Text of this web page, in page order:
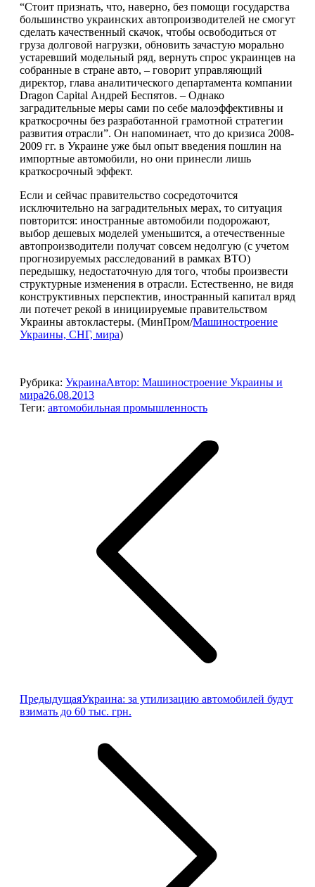
“Стоит признать, что, наверно, без помощи государства
большинство украинских автопроизводителей не смогут
сделать качественный скачок, чтобы освободиться от
груза долговой нагрузки, обновить зачастую морально
устаревший модельный ряд, вернуть спрос украинцев на
собранные в стране авто, – говорит управляющий
директор, глава аналитического департамента компании
Dragon Capital Андрей Беспятов. – Однако
заградительные меры сами по себе малоэффективны и
краткосрочны без разработанной грамотной стратегии
развития отрасли”. Он напоминает, что до кризиса 2008-
2009 гг. в Украине уже был опыт введения пошлин на
импортные автомобили, но они принесли лишь
краткосрочный эффект.
Если и сейчас правительство сосредоточится
исключительно на заградительных мерах, то ситуация
повторится: иностранные автомобили подорожают,
выбор дешевых моделей уменьшится, а отечественные
автопроизводители получат совсем недолгую (с учетом
прогнозируемых расследований в рамках ВТО)
передышку, недостаточную для того, чтобы произвести
структурные изменения в отрасли. Естественно, не видя
конструктивных перспектив, иностранный капитал вряд
ли потечет рекой в инициируемые правительством
Украины автокластеры. (МинПром/Машиностроение
Украины, СНГ, мира)
Рубрика: УкраинаАвтор: Машиностроение Украины и
мира26.08.2013
Теги: автомобильная промышленность
ПредыдущаяПредыдущая
запись:
Украина: за утилизацию автомобилей будут
взимать до 60 тыс. грн.